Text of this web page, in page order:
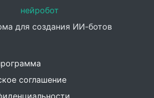
нейробот
для создания ИИ-ботов
соглашение